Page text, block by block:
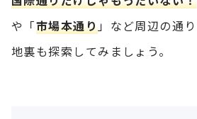
や「市場本通り」など周辺の通
地裏も探索してみましょう。